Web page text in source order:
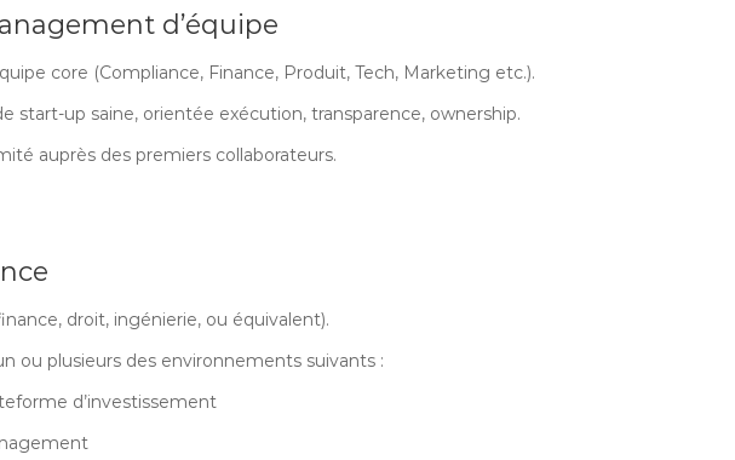
d’équipe
core (Compliance, Finance, Produit, Tech, Marketing etc.).
start-up saine, orientée exécution, transparence, ownership.
auprès des premiers collaborateurs.
droit, ingénierie, ou équivalent).
ou plusieurs des environnements suivants :
d’investissement